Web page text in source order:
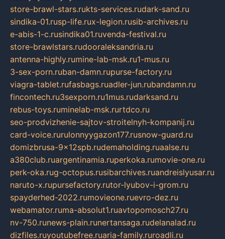
store-brawl-stars.rukts-services.rudark-sand.ru
sindika-01.rusp-life.rux-legion.rusib-archives.ru
e-abis-1-c.rusindika01.ruvenda-festival.ru
store-brawlstars.rudooraleksandria.ru
antenna-highly.rumine-lab-msk.ru1-mus.ru
3-sex-porn.ruban-damn.rupurse-factory.ru
viagra-tablet.rufasbags.ruadler-jun.rubandamn.ru
fincontech.ru3sexporn.ru1mus.rudarksand.ru
rebus-toys.ruminelab-msk.rurtdco.ru
seo-prodvizhenie-sajtov-stroitelnyh-kompanij.ru
card-voice.rurulonnyygazon177.rusnow-guard.ru
domizbrusa-9x12spb.rudemaholding.ruaalse.ru
a380club.ruargentinamia.ruperkoka.rumovie-one.ru
perk-oka.rug-octopus.rusibarchives.ruandreislyusar.ru
naruto-x.rupursefactory.rutor-lyubov-i-grom.ru
spayderhed-2022.rumovieone.ruevro-dez.ru
webamator.ruma-absolut1.ruavtopomosch27.ru
nv-750.runews-plain.runertansaga.rudelanalad.ru
dizfiles.ruyoutubefree.ruaria-family.ruroadli.ru